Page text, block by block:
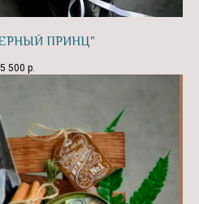
ПРИНЦ"
5 500 р.